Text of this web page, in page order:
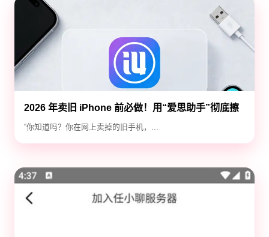
2026 年卖旧 iPhone 前必做！用“爱思助手”彻底擦
除隐私，防止数据泄露
“你知道吗？你在网上卖掉的旧手机，...